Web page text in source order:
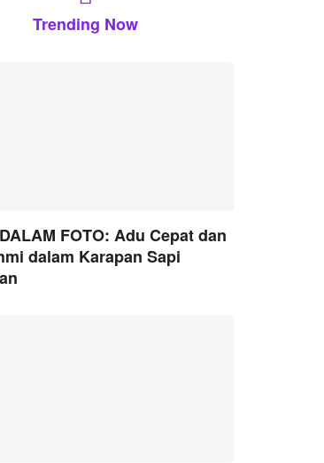
Trending Now
FOTO: Adu Cepat dan
dalam Karapan Sapi